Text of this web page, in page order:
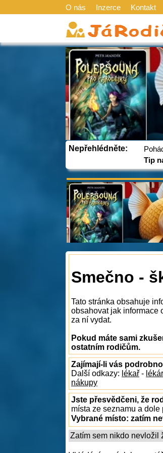
O nás Inzerce Kontakt
Nepřehlédněte:
Tip
Smečno -
Tato stránka obsahuje
obsahovat jak informace
za ní vydat.
Pokud máte sami
ostatním rodičům.
Zajímají-li vás
Další odkazy: lékař -
nákupy
Jste přesvědčeni, že
místa ze seznamu a
Vybrané místo: zatím
Zatím sem nikdo nevložil